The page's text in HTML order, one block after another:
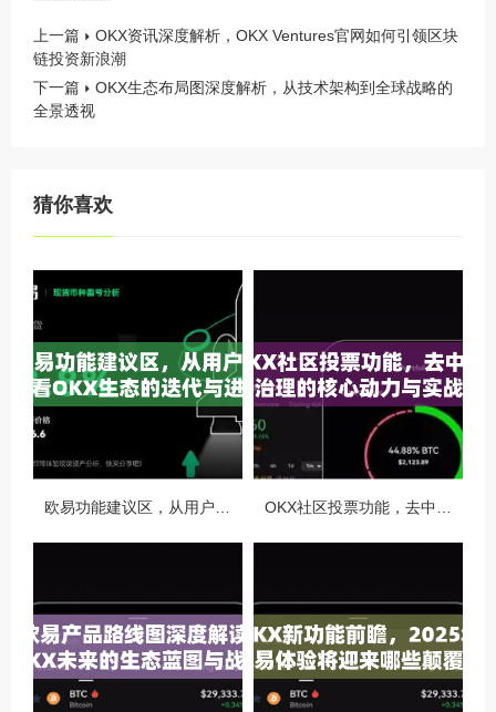
上一篇
OKX资讯深度解析，OKX Ventures官网如何引领区块
链投资新浪潮
下一篇
OKX生态布局图深度解析，从技术架构到全球战略的
全景透视
猜你喜欢